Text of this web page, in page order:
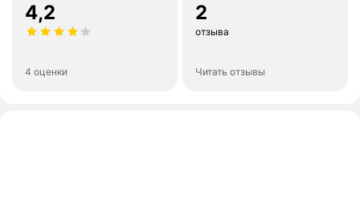
4,2
4 оценки
2
отзыва
Читать отзывы